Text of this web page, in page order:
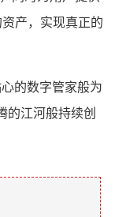
产，实现真正的
的数字管家般为
的江河般持续创